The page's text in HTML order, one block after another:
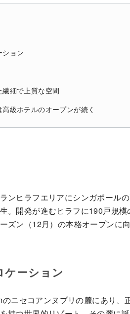
ション
細で上質な空間
級ホテルのオープンが続く
ンヒラフエリアにシンガポール
。開発が進むヒラフに190戸規
ズン（12月）の本格オープンに
ケーション
ニセコアンヌプリの麓にあり